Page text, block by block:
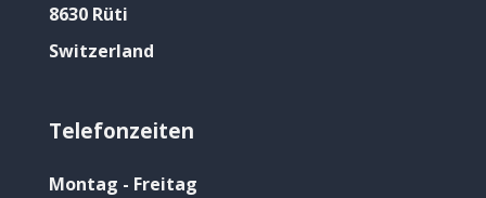
8630 Rüti
Switzerland
Telefonzeiten
Montag - Freitag